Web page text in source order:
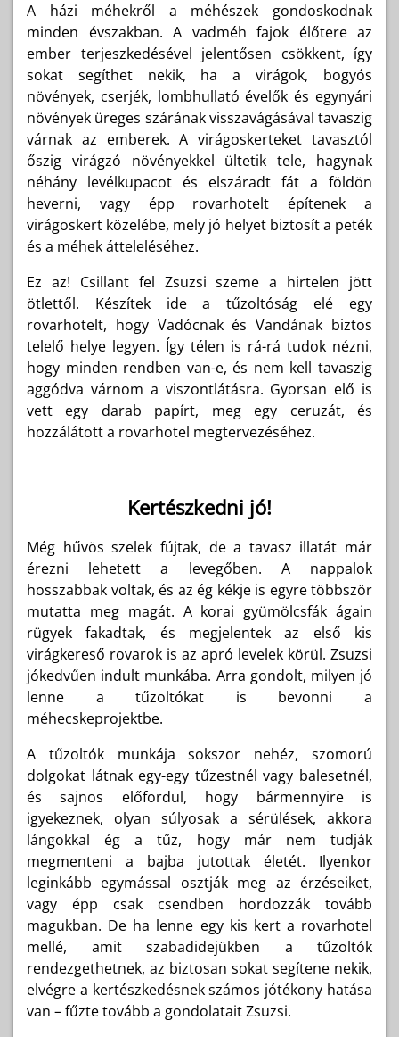
A házi méhekről a méhészek gondoskodnak
minden évszakban. A vadméh fajok élőtere az
ember terjeszkedésével jelentősen csökkent, így
sokat segíthet nekik, ha a virágok, bogyós
növények, cserjék, lombhullató évelők és egynyári
növények üreges szárának visszavágásával tavaszig
várnak az emberek. A virágoskerteket tavasztól
őszig virágzó növényekkel ültetik tele, hagynak
néhány levélkupacot és elszáradt fát a földön
heverni, vagy épp rovarhotelt építenek a
virágoskert közelébe, mely jó helyet biztosít a peték
és a méhek átteleléséhez.
Ez az! Csillant fel Zsuzsi szeme a hirtelen jött
ötlettől. Készítek ide a tűzoltóság elé egy
rovarhotelt, hogy Vadócnak és Vandának biztos
telelő helye legyen. Így télen is rá-rá tudok nézni,
hogy minden rendben van-e, és nem kell tavaszig
aggódva várnom a viszontlátásra. Gyorsan elő is
vett egy darab papírt, meg egy ceruzát, és
hozzálátott a rovarhotel megtervezéséhez.
Kertészkedni jó!
Még hűvös szelek fújtak, de a tavasz illatát már
érezni lehetett a levegőben. A nappalok
hosszabbak voltak, és az ég kékje is egyre többször
mutatta meg magát. A korai gyümölcsfák ágain
rügyek fakadtak, és megjelentek az első kis
virágkereső rovarok is az apró levelek körül. Zsuzsi
jókedvűen indult munkába. Arra gondolt, milyen jó
lenne a tűzoltókat is bevonni a
méhecskeprojektbe.
A tűzoltók munkája sokszor nehéz, szomorú
dolgokat látnak egy-egy tűzestnél vagy balesetnél,
és sajnos előfordul, hogy bármennyire is
igyekeznek, olyan súlyosak a sérülések, akkora
lángokkal ég a tűz, hogy már nem tudják
megmenteni a bajba jutottak életét. Ilyenkor
leginkább egymással osztják meg az érzéseiket,
vagy épp csak csendben hordozzák tovább
magukban. De ha lenne egy kis kert a rovarhotel
mellé, amit szabadidejükben a tűzoltók
rendezgethetnek, az biztosan sokat segítene nekik,
elvégre a kertészkedésnek számos jótékony hatása
van – fűzte tovább a gondolatait Zsuzsi.